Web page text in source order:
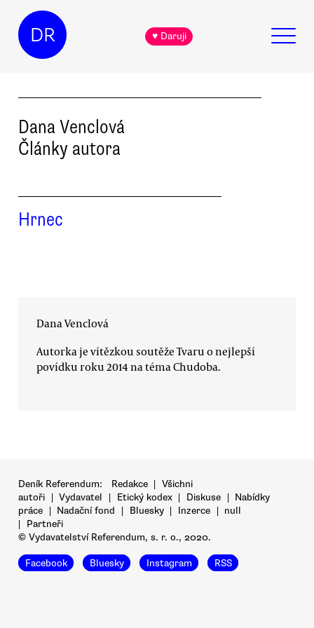
DR ♥ Daruji
DanaVenclová
Články autora
Hrnec
Dana Venclová
Autorka je vítězkou soutěže Tvaru o nejlepší
povídku roku 2014 na téma Chudoba.
Deník Referendum: Redakce | Všichni
autoři | Vydavatel | Etický kodex | Diskuse | Nabídky
práce | Nadační fond | Bluesky | Inzerce | null
|
Partneři
© Vydavatelství Referendum, s. r. o., 2020.
Facebook Bluesky Instagram RSS